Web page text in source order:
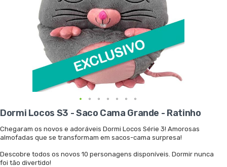
Saltar
o
início
Galeria
de
Dormi Locos S3 - Saco Cama Grande - Ratinho
Chegaram os novos e adoráveis Dormi Locos Série 3! Amorosas
almofadas que se transformam em sacos-cama surpresa!
Descobre todos os novos 10 personagens disponíveis. Dormir nunca
foi tão divertido!